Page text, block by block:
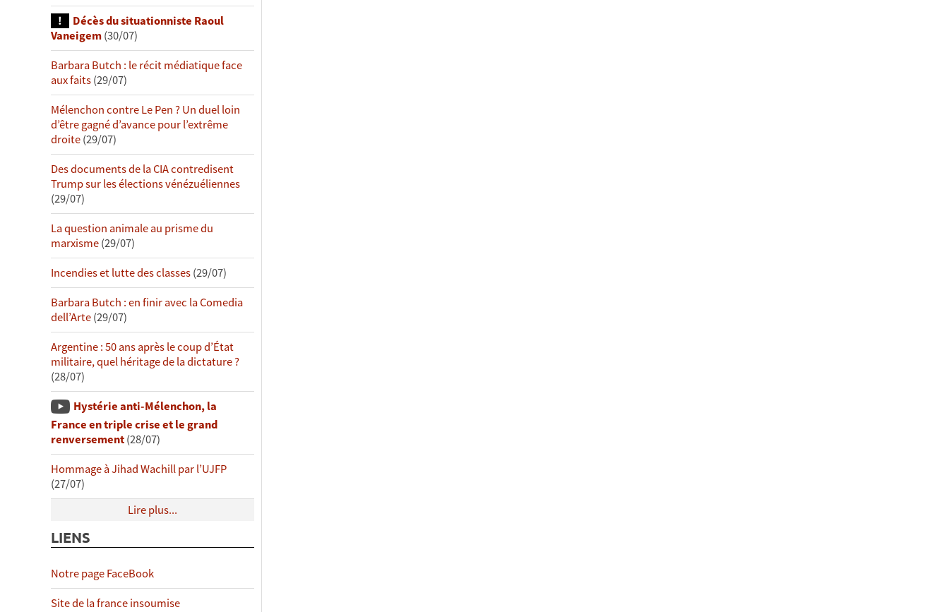
Décès du situationniste Raoul
Vaneigem(30/07)
Barbara Butch : le récit médiatique face
aux faits(29/07)
Mélenchon contre Le Pen ? Un duel loin
d’être gagné d’avance pour l’extrême
droite(29/07)
Des documents de la CIA contredisent
Trump sur les élections vénézuéliennes
(29/07)
La question animale au prisme du
marxisme(29/07)
Incendies et lutte des classes(29/07)
Barbara Butch : en finir avec la Comedia
dell’Arte(29/07)
Argentine : 50 ans après le coup d’État
militaire, quel héritage de la dictature ?
(28/07)
Hystérie anti-Mélenchon, la
France en triple crise et le grand
renversement(28/07)
Hommage à Jihad Wachill par l’UJFP
(27/07)
Lire plus...
LIENS
Notre page FaceBook
Site de la france insoumise